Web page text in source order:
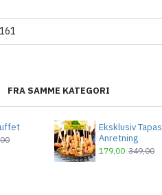
FRA SAMME KATEGORI
Eksklusiv Tapas
Anretning
179,00 349,00